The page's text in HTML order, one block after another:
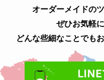
オーダーメイドの
ぜひお気軽
どんな些細なことでも